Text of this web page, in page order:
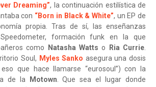
Dreaming”, la continuación estilística de
con “Born in Black & White”, un EP de
propia. Tras de sí, las enseñanzas
formación funk en la que
como
Natasha Watts o Ria Currie.
Soul, Myles Sanko asegura una dosis
que hace llamarse “eurosoul”) con la
de la
Motown. Que sea el lugar donde